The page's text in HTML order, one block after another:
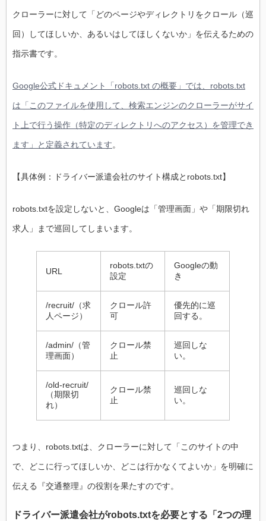
クローラーに対して「どのページやディレクトリをクロール（巡
回）してほしいか、あるいはしてほしくないか」を伝えるための
指示書です。
Google公式ドキュメント「robots.txt の概要」では、robots.txt
は「このファイルを使用して、検索エンジンのクローラーがサイ
ト上で行う操作（特定のディレクトリへのアクセス）を管理でき
ます」と定義されています。
【具体例：ドライバー派遣会社のサイト構成とrobots.txt】
robots.txtを設定しないと、Googleは「管理画面」や「期限切れ
求人」まで巡回してしまいます。
URL
robots.txtの
設定
Googleの動
き
/recruit/（求
人ページ）
クロール許
可
優先的に巡
回する。
/admin/（管
理画面）
クロール禁
止
巡回しな
い。
/old-recruit/
（期限切
れ）
クロール禁
止
巡回しな
い。
つまり、robots.txtは、クローラーに対して「このサイトの中
で、どこに行ってほしいか、どこは行かなくてよいか」を明確に
伝える『交通整理』の役割を果たすのです。
ドライバー派遣会社がrobots.txtを必要とする「2つの理